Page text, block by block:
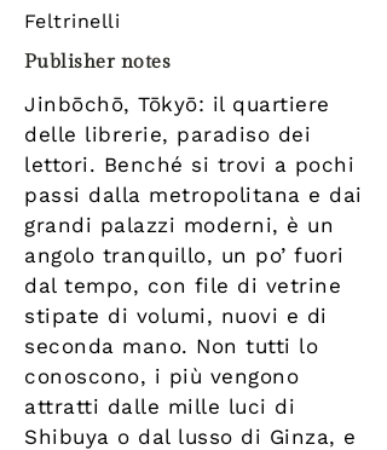
Feltrinelli
Publisher notes
Jinbōchō, Tōkyō: il quartiere
delle librerie, paradiso dei
lettori. Benché si trovi a pochi
passi dalla metropolitana e dai
grandi palazzi moderni, è un
angolo tranquillo, un po’ fuori
dal tempo, con file di vetrine
stipate di volumi, nuovi e di
seconda mano. Non tutti lo
conoscono, i più vengono
attratti dalle mille luci di
Shibuya o dal lusso di Ginza, e